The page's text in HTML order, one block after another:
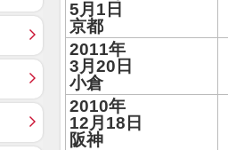
5月1日
京都
2011年
3月20日
小倉
2010年
12月18日
阪神